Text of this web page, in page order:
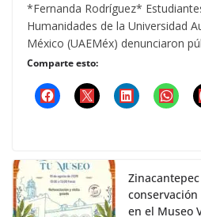
*Fernanda Rodríguez*
Humanidades de la Universidad
México (UAEMéx) denunciaron
Comparte esto:
en el Museo